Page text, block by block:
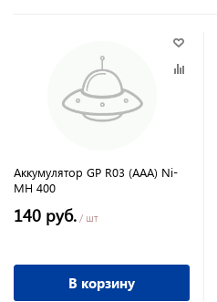
Аккумулятор GP R03 (ААА) Ni-
MH 400
140 руб. / шт
В корзину